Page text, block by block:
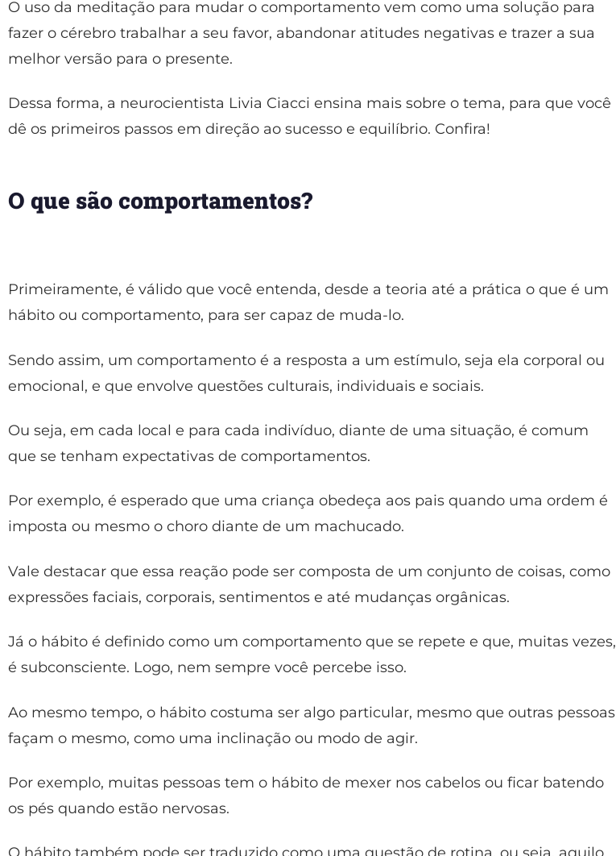
O uso da meditação para mudar o comportamento vem como uma solução para
fazer o cérebro trabalhar a seu favor, abandonar atitudes negativas e trazer a sua
melhor versão para o presente.
Dessa forma, a neurocientista Livia Ciacci ensina mais sobre o tema, para que você
dê os primeiros passos em direção ao sucesso e equilíbrio. Confira!
O que são comportamentos?
Primeiramente, é válido que você entenda, desde a teoria até a prática o que é um
hábito ou comportamento, para ser capaz de muda-lo.
Sendo assim, um comportamento é a resposta a um estímulo, seja ela corporal ou
emocional, e que envolve questões culturais, individuais e sociais.
Ou seja, em cada local e para cada indivíduo, diante de uma situação, é comum
que se tenham expectativas de comportamentos.
Por exemplo, é esperado que uma criança obedeça aos pais quando uma ordem é
imposta ou mesmo o choro diante de um machucado.
Vale destacar que essa reação pode ser composta de um conjunto de coisas, como
expressões faciais, corporais, sentimentos e até mudanças orgânicas.
Já o hábito é definido como um comportamento que se repete e que, muitas vezes,
é subconsciente. Logo, nem sempre você percebe isso.
Ao mesmo tempo, o hábito costuma ser algo particular, mesmo que outras pessoas
façam o mesmo, como uma inclinação ou modo de agir.
Por exemplo, muitas pessoas tem o hábito de mexer nos cabelos ou ficar batendo
os pés quando estão nervosas.